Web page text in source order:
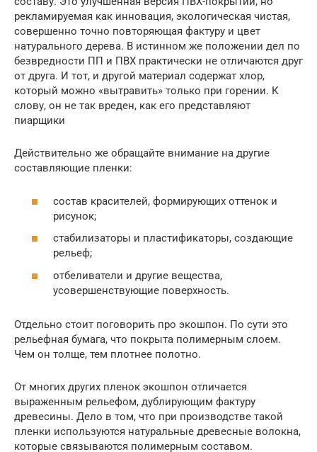
рекламируемая как инновация, экологическая чистая,
совершенно точно повторяющая фактуру и цвет
натурального дерева. В истинном же положении дел по
безвредности ПП и ПВХ практически не отличаются друг
от друга. И тот, и другой материал содержат хлор,
который можно «вытравить» только при горении. К
слову, он не так вреден, как его представляют
пиарщики
Действительно же обращайте внимание на другие
составляющие пленки:
состав красителей, формирующих оттенок и
рисунок;
стабилизаторы и пластификаторы, создающие
рельеф;
отбеливатели и другие вещества,
усовершенствующие поверхность.
Отдельно стоит поговорить про экошпон. По сути это
рельефная бумага, что покрыта полимерным слоем.
Чем он толще, тем плотнее полотно.
От многих других пленок экошпон отличается
выраженным рельефом, дублирующим фактуру
древесины. Дело в том, что при производстве такой
пленки используются натуральные древесные волокна,
которые связываются полимерным составом.